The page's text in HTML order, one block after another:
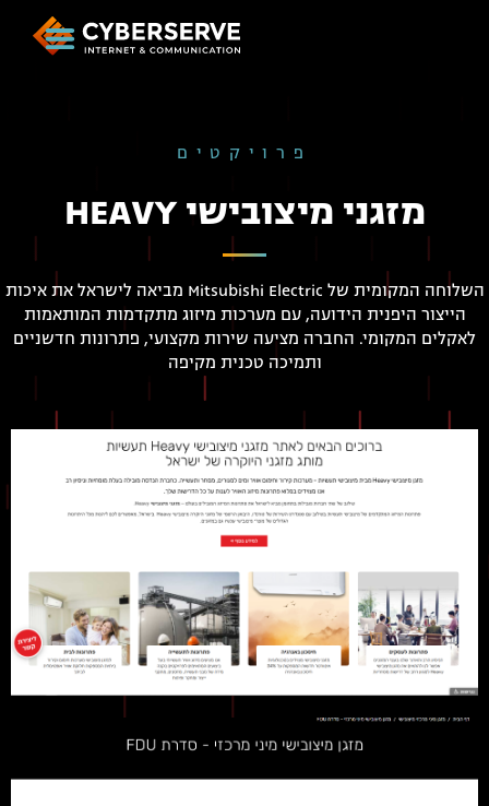
פרויקטים
מזגני מיצובישי HEAVY
השלוחה המקומית של Mitsubishi Electric מביאה לישראל את איכות
הייצור היפנית הידועה, עם מערכות מיזוג מתקדמות המותאמות
לאקלים המקומי. החברה מציעה שירות מקצועי, פתרונות חדשניים
ותמיכה טכנית מקיפה